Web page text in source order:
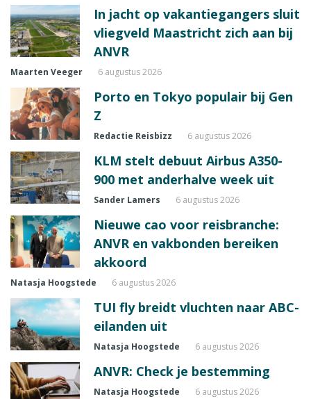
In jacht op vakantiegangers sluit
vliegveld Maastricht zich aan bij
ANVR
Maarten Veeger 6 augustus 2026
Porto en Tokyo populair bij Gen
Z
Redactie Reisbizz 6 augustus 2026
KLM stelt debuut Airbus A350-
900 met anderhalve week uit
Sander Lamers 6 augustus 2026
Nieuwe cao voor reisbranche:
ANVR en vakbonden bereiken
akkoord
Natasja Hoogstede 6 augustus 2026
TUI fly breidt vluchten naar ABC-
eilanden uit
Natasja Hoogstede 6 augustus 2026
ANVR: Check je bestemming
Natasja Hoogstede 6 augustus 2026